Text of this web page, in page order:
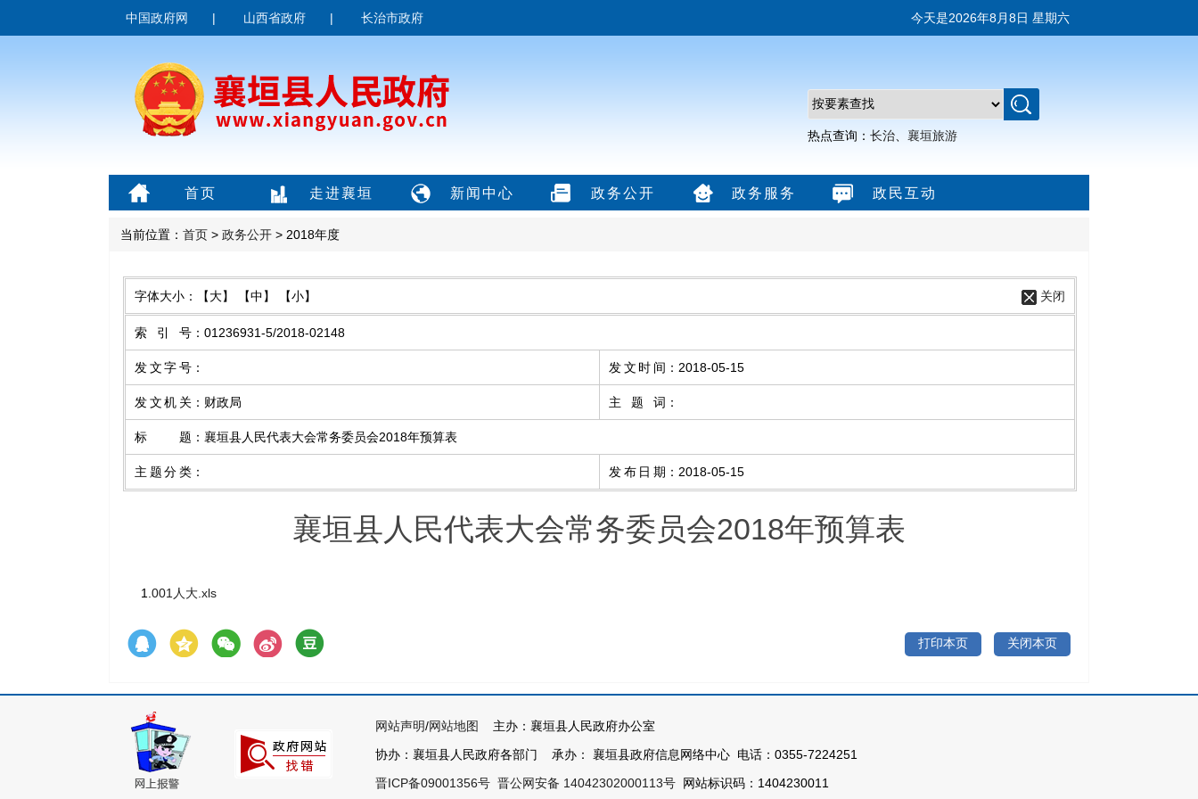
中国政府网 | 山西省政府 | 长治市政府 今天是2026年8月8日 星期六
热点查询： 长治 襄垣旅游
首页 走进襄垣 新闻中心 政务公开 政务服务 政民互动
当前位置： 首页 > 政务公开 > 2018年度
字体大小： 【大】 【中】 【小】 关闭
索引号 ： 01236931-5/2018-02148
发文字号 ： 发文时间 ： 2018-05-15
发文机关 ： 财政局 主题词 ：
标题 ： 襄垣县人民代表大会常务委员会2018年预算表
主题分类 ： 发布日期 ： 2018-05-15
襄垣县人民代表大会常务委员会2018年预算表
1. 001人大.xls
打印本页 关闭本页
网站声明/网站地图
主办：襄垣县人民政府办公室
协办：襄垣县人民政府各部门 承办： 襄垣县政府信息网络中心 电话：0355-7224251
晋ICP备09001356号 晋公网安备 14042302000113号 网站标识码：1404230011